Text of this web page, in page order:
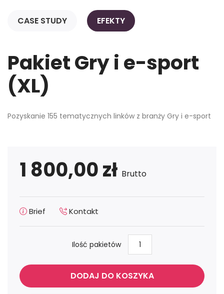
CASE STUDY EFEKTY
Pakiet Gry i e-sport
(XL)
Pozyskanie 155 tematycznych linków z branży Gry i e-sport
1 800,00 zł Brutto
Brief Kontakt
Ilość pakietów
DODAJ DO KOSZYKA